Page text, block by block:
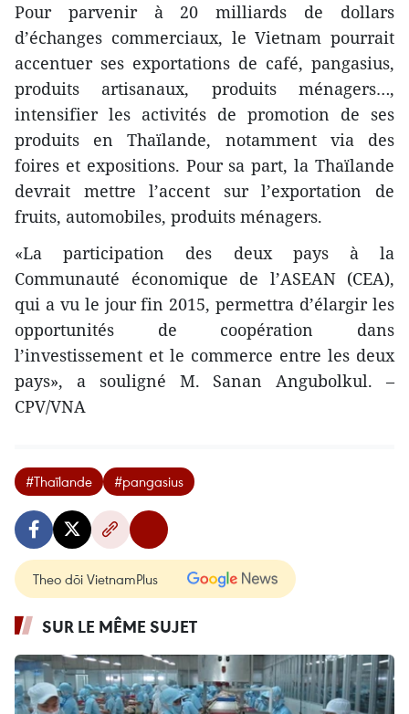
Pour parvenir à 20 milliards de dollars
d’échanges commerciaux, le Vietnam pourrait
accentuer ses exportations de café, pangasius,
produits artisanaux, produits ménagers…,
intensifier les activités de promotion de ses
produits en Thaïlande, notamment via des
foires et expositions. Pour sa part, la Thaïlande
devrait mettre l’accent sur l’exportation de
fruits, automobiles, produits ménagers.
«La participation des deux pays à la
Communauté économique de l’ASEAN (CEA),
qui a vu le jour fin 2015, permettra d’élargir les
opportunités de coopération dans
l’investissement et le commerce entre les deux
pays», a souligné M. Sanan Angubolkul. –
CPV/VNA
#Thaïlande #pangasius
Theo dõi VietnamPlus
SUR LE MÊME SUJET